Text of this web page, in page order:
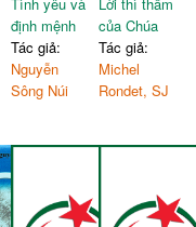
định mệnh
Tác giả:
Nguyễn
Sông Núi
của Chúa
Tác giả:
Michel
Rondet, SJ